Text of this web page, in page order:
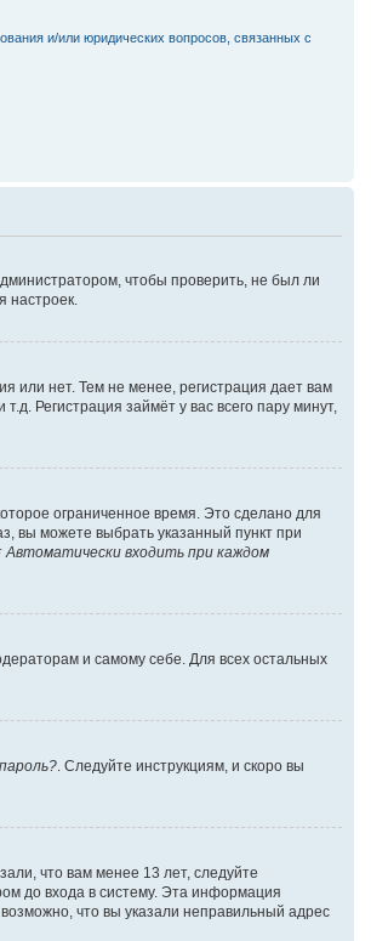
и/или юридических вопросов, связанных с
чтобы проверить, не был ли
настроек.
или нет. Тем не менее, регистрация дает вам
Регистрация займёт у вас всего пару минут,
ограниченное время. Это сделано для
вы можете выбрать указанный пункт при
Автоматически входить при каждом
и самому себе. Для всех остальных
. Следуйте инструкциям, и скоро вы
что вам менее 13 лет, следуйте
до входа в систему. Эта информация
что вы указали неправильный адрес